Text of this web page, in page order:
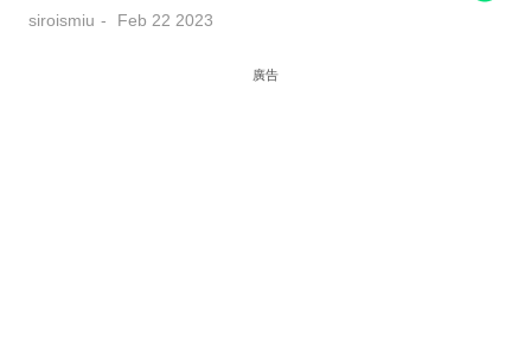
siroismiu Feb 22 2023
廣告